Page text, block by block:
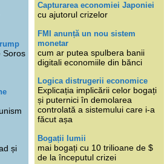
Soros
și
Capturarea economiei Japoniei
cu ajutorul crizelor
FMI anunță un nou sistem
monetar
cum ar putea spulbera banii
digitali economiile din bănci
Logica distrugerii economice
Explicația implicării celor bogați
și puternici în demolarea
controlată a sistemului care i-a
făcut așa
Bogații lumii
mai bogați cu 10 trilioane de $
de la începutul crizei